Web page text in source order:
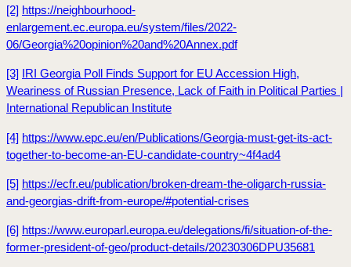
[2] https://neighbourhood-
enlargement.ec.europa.eu/system/files/2022-
06/Georgia%20opinion%20and%20Annex.pdf
[3] IRI Georgia Poll Finds Support for EU Accession High,
Weariness of Russian Presence, Lack of Faith in Political Parties |
International Republican Institute
[4] https://www.epc.eu/en/Publications/Georgia-must-get-its-act-
together-to-become-an-EU-candidate-country~4f4ad4
[5] https://ecfr.eu/publication/broken-dream-the-oligarch-russia-
and-georgias-drift-from-europe/#potential-crises
[6] https://www.europarl.europa.eu/delegations/fi/situation-of-the-
former-president-of-geo/product-details/20230306DPU35681